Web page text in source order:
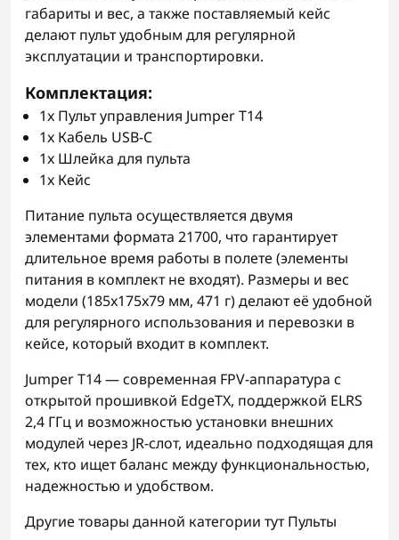
габариты и вес, а также поставляемый кейс
делают пульт удобным для регулярной
эксплуатации и транспортировки.
Комплектация:
1x Пульт управления Jumper T14
1x Кабель USB-C
1x Шлейка для пульта
1x Кейс
Питание пульта осуществляется двумя
элементами формата 21700, что гарантирует
длительное время работы в полете (элементы
питания в комплект не входят). Размеры и вес
модели (185x175x79 мм, 471 г) делают её удобной
для регулярного использования и перевозки в
кейсе, который входит в комплект.
Jumper T14 — современная FPV-аппаратура с
открытой прошивкой EdgeTX, поддержкой ELRS
2,4 ГГц и возможностью установки внешних
модулей через JR-слот, идеально подходящая для
тех, кто ищет баланс между функциональностью,
надежностью и удобством.
Другие товары данной категории тутПульты